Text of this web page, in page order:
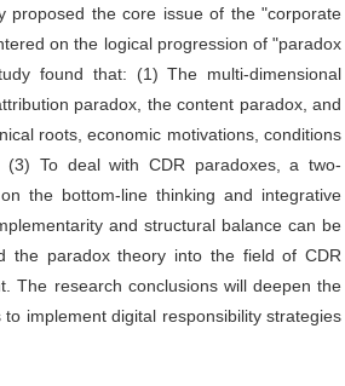
proposed the core issue of the "corporate
on the logical progression of "paradox
found that: (1) The multi-dimensional
paradox, the content paradox, and
roots, economic motivations, conditions
(3) To deal with CDR paradoxes, a two-
the bottom-line thinking and integrative
and structural balance can be
the paradox theory into the field of CDR
The research conclusions will deepen the
implement digital responsibility strategies